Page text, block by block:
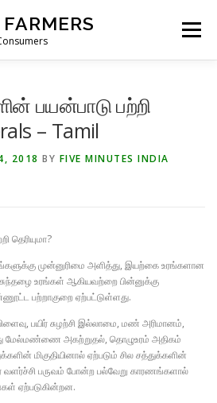
Menu
பயன்பாடு பற்றி
– Tamil
2018 BY FIVE MINUTES INDIA
தெரியுமா?
முன்னுரிமை அளித்து, இயற்கை உரங்களான
உரங்கள் ஆகியவற்றை பின்னுக்கு
பற்றாகுறை ஏற்பட்டுள்ளது.
பயிர் சுழற்சி இல்லாமை, மண் அரிமானம்,
மேல்மண்ணை அகற்றுதல், தொழுஉரம் அதிகம்
மிகுதியினால் ஏற்படும் சில சத்துக்களின்
வளர்ச்சி பருவம் போன்ற பல்வேறு காரணங்களால்
ஏற்படுகின்றன.